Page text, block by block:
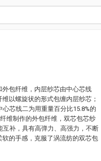
包纤维，内层纱芯由中心芯线
以螺旋状的形式包缠内层纱芯；
芯线二为用重量百分比15.8%的
维制作的外包纤维，双芯包芯纱
补，具有高弹力、高强力，不断
的手感，克服了涡流纺的双芯包